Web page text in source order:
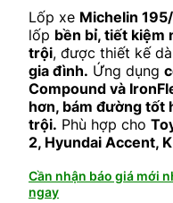
Lốp xe Michelin
lốp bền bỉ, tiết kiệm
trội, được thiết kế
gia đình. Ứng dụng
Compound và
hơn, bám đường tốt
trội. Phù hợp cho
2, Hyundai Accent,
Cần nhận báo giá mới
ngay